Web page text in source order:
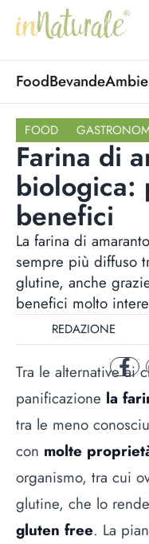
FoodBevande
FOOD
Farina di
biologica:
benefici
La farina di
sempre più diffuso
glutine, anche
benefici molto
REDAZIONE
Tra le alternative ai
panificazione la
tra le meno
con molte
organismo, tra cui
glutine, che lo
gluten free. La